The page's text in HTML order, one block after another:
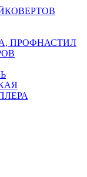
ПРОФНАСТИЛ